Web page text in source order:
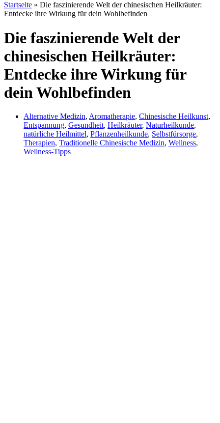
Startseite » Die faszinierende Welt der chinesischen Heilkräuter:
Entdecke ihre Wirkung für dein Wohlbefinden
Die faszinierende Welt der
chinesischen Heilkräuter:
Entdecke ihre Wirkung für
dein Wohlbefinden
Alternative Medizin, Aromatherapie, Chinesische Heilkunst,
Entspannung, Gesundheit, Heilkräuter, Naturheilkunde,
natürliche Heilmittel, Pflanzenheilkunde, Selbstfürsorge,
Therapien, Traditionelle Chinesische Medizin, Wellness,
Wellness-Tipps